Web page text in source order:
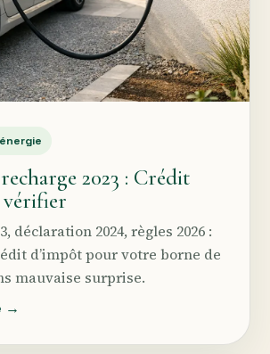
2023 : Crédit
vérifier
déclaration 2024, règles 2026 :
d’impôt pour votre borne de
mauvaise surprise.
→